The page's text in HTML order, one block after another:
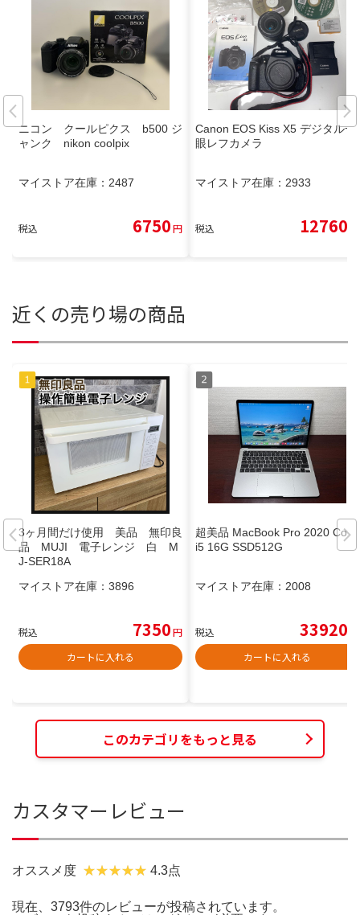
ニコン クールピクス b500 ジ
ャンク nikon coolpix
マイストア在庫： 2487
税込 6750円
Canon EOS Kiss X5 デジタル一
眼レフカメラ
マイストア在庫： 2933
税込 12760
近くの売り場の商品
3ヶ月間だけ使用 美品 無印良
品 MUJI 電子レンジ 白 M
J-SER18A
マイストア在庫： 3896
税込 7350円
カートに入れる
超美品 MacBook Pro 2020 Core
i5 16G SSD512G
マイストア在庫： 2008
税込 33920
カートに入れる
このカテゴリをもっと見る
カスタマーレビュー
オススメ度 4.3点
現在、3793件のレビューが投稿されています。